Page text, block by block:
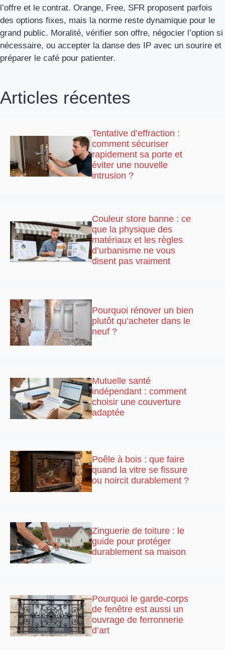
l’offre et le contrat. Orange, Free, SFR proposent parfois
des options fixes, mais la norme reste dynamique pour le
grand public. Moralité, vérifier son offre, négocier l’option si
nécessaire, ou accepter la danse des IP avec un sourire et
préparer le café pour patienter.
Articles récentes
Tentative d’effraction :
comment sécuriser
rapidement sa porte et
éviter une nouvelle
intrusion ?
Couleur store banne : ce
que la physique des
matériaux et les règles
d’urbanisme ne vous
disent pas vraiment
Pourquoi rénover un bien
plutôt qu’acheter dans le
neuf ?
Mutuelle santé
indépendant : comment
choisir une couverture
adaptée
Poêle à bois : que faire
quand la vitre se fissure
ou noircit durablement ?
Zinguerie de toiture : le
guide pour protéger
durablement sa maison
Pourquoi le garde-corps
de fenêtre est aussi un
ouvrage de ferronnerie
d’art